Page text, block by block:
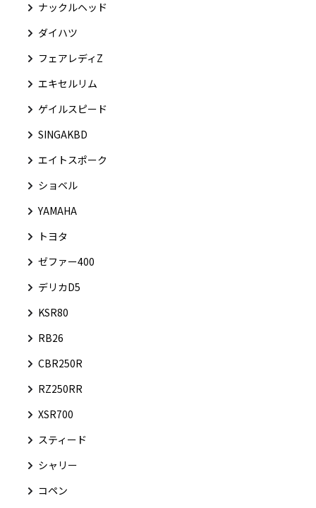
ナックルヘッド
ダイハツ
フェアレディZ
エキセルリム
ゲイルスピード
SINGAKBD
エイトスポーク
ショベル
YAMAHA
トヨタ
ゼファー400
デリカD5
KSR80
RB26
CBR250R
RZ250RR
XSR700
スティード
シャリー
コペン